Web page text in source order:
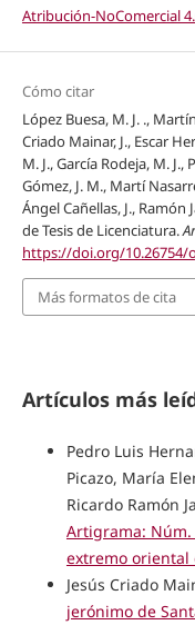
Atribución-NoComercial
Cómo citar
López Buesa, M. J. .,
Criado Mainar, J., Escar
M. J., García Rodeja, M.
Gómez, J. M., Martí
Ángel Cañellas, J., Ramón
de Tesis de Licenciatura.
https://doi.org/10.26754/
Más formatos de cita
Artículos más
Pedro Luis
Picazo, María
Ricardo Ramón
Artigrama: Núm.
extremo oriental
Jesús Criado
jerónimo de